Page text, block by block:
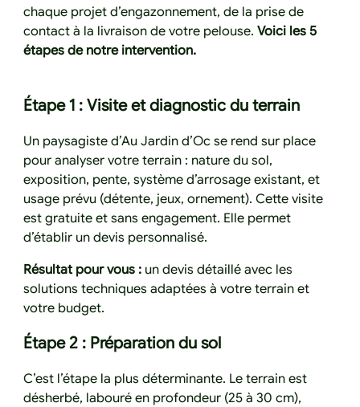
chaque projet d’engazonnement, de la prise de
contact à la livraison de votre pelouse. Voici les 5
étapes de notre intervention.
Étape 1 : Visite et diagnostic du terrain
Un paysagiste d’Au Jardin d’Oc se rend sur place
pour analyser votre terrain : nature du sol,
exposition, pente, système d’arrosage existant, et
usage prévu (détente, jeux, ornement). Cette visite
est gratuite et sans engagement. Elle permet
d’établir un devis personnalisé.
Résultat pour vous : un devis détaillé avec les
solutions techniques adaptées à votre terrain et
votre budget.
Étape 2 : Préparation du sol
C’est l’étape la plus déterminante. Le terrain est
désherbé, labouré en profondeur (25 à 30 cm),